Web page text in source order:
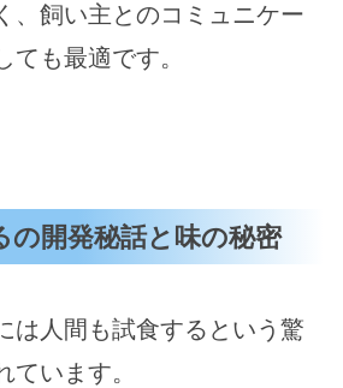
、飼い主とのコミュニケー
ても最適です​。
の開発秘話と味の秘密
は人間も試食するという驚
ています。